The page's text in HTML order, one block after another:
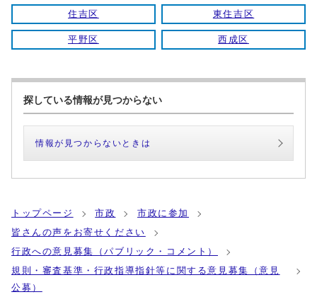
住吉区 東住吉区
平野区 西成区
探している情報が見つからない
情報が見つからないときは
トップページ 市政
市政に参加
皆さんの声をお寄せください
行政への意見募集（パブリック・コメント）
規則・審査基準・行政指導指針等に関する意見募集（意見
公募）